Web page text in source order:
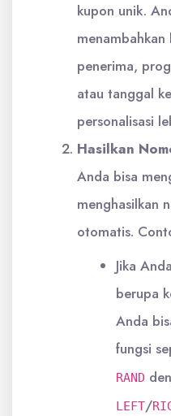
kupon unik.
penerima,
atau tanggal
personalisasi
Hasilkan
Anda bisa
menghasilkan
otomatis.
Jika
berupa
Anda
fungsi
RAND
LEFT/